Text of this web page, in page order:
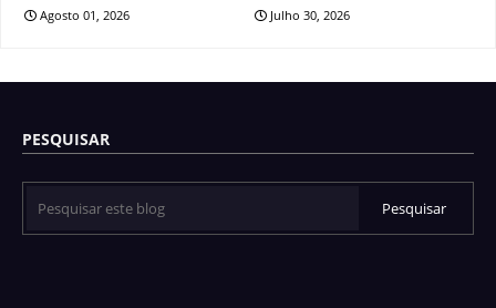
Agosto 01, 2026 Julho 30, 2026
PESQUISAR